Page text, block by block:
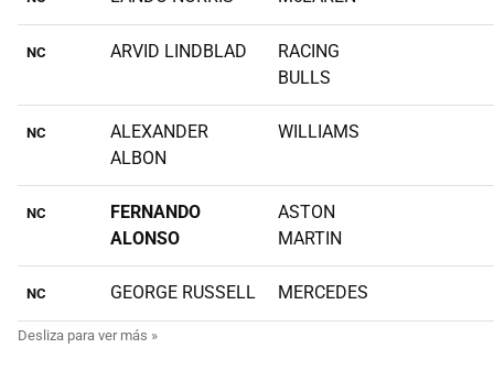
NC ARVID LINDBLAD
RACING
BULLS
NC
ALEXANDER
ALBON
WILLIAMS
NC
FERNANDO
ALONSO
ASTON
MARTIN
NC GEORGE RUSSELL MERCEDES